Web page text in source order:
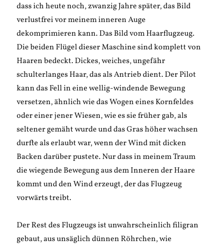
dass ich heute noch, zwanzig Jahre später, das Bild
verlustfrei vor meinem inneren Auge
dekomprimieren kann. Das Bild vom Haarflugzeug.
Die beiden Flügel dieser Maschine sind komplett von
Haaren bedeckt. Dickes, weiches, ungefähr
schulterlanges Haar, das als Antrieb dient. Der Pilot
kann das Fell in eine wellig-windende Bewegung
versetzen, ähnlich wie das Wogen eines Kornfeldes
oder einer jener Wiesen, wie es sie früher gab, als
seltener gemäht wurde und das Gras höher wachsen
durfte als erlaubt war, wenn der Wind mit dicken
Backen darüber pustete. Nur dass in meinem Traum
die wiegende Bewegung aus dem Inneren der Haare
kommt und den Wind erzeugt, der das Flugzeug
vorwärts treibt.
Der Rest des Flugzeugs ist unwahrscheinlich filigran
gebaut, aus unsäglich dünnen Röhrchen, wie